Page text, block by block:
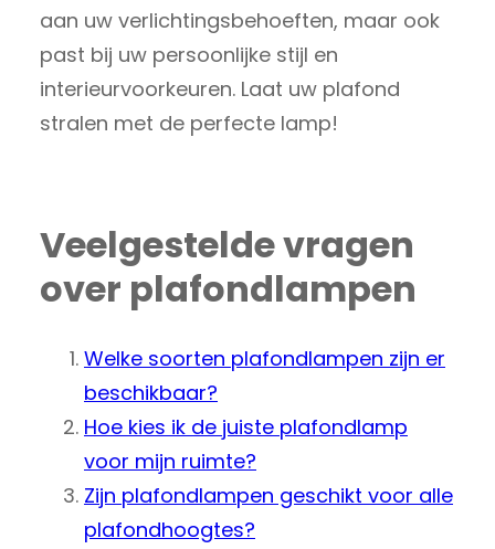
aan uw verlichtingsbehoeften, maar ook
past bij uw persoonlijke stijl en
interieurvoorkeuren. Laat uw plafond
stralen met de perfecte lamp!
Veelgestelde vragen
over plafondlampen
Welke soorten plafondlampen zijn er
beschikbaar?
Hoe kies ik de juiste plafondlamp
voor mijn ruimte?
Zijn plafondlampen geschikt voor alle
plafondhoogtes?